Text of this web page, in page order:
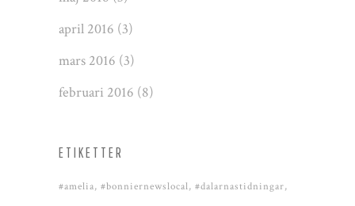
april 2016 (3)
mars 2016 (3)
februari 2016 (8)
ETIKETTER
#amelia #bonniernewslocal #dalarnastidningar